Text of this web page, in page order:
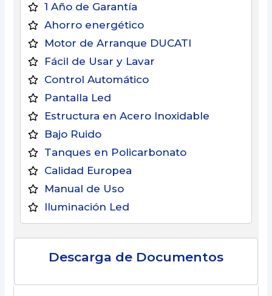
1 Año de Garantía
Ahorro energético
Motor de Arranque DUCATI
Fácil de Usar y Lavar
Control Automático
Pantalla Led
Estructura en Acero Inoxidable
Bajo Ruido
Tanques en Policarbonato
Calidad Europea
Manual de Uso
Iluminación Led
Descarga de Documentos